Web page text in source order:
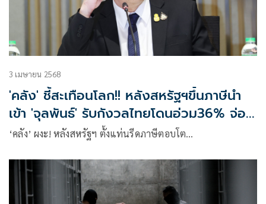
3 เมษายน 2568
'คลัง' ชี้สะเทือนโลก!! หลังสหรัฐฯขึ้นภาษีนำ
เข้า 'จุลพันธ์' รับกังวลไทยโดนอ่วม36% จ่อ
ถกด่วน!
‘คลัง’ ผงะ! หลังสหรัฐฯ ตั้งแท่นรีดภาษีตอบโต…